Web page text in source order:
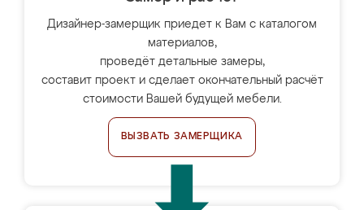
Дизайнер-замерщик приедет к Вам с каталогом
материалов,
проведёт детальные замеры,
составит проект и сделает окончательный расчёт
стоимости Вашей будущей мебели.
ВЫЗВАТЬ ЗАМЕРЩИКА